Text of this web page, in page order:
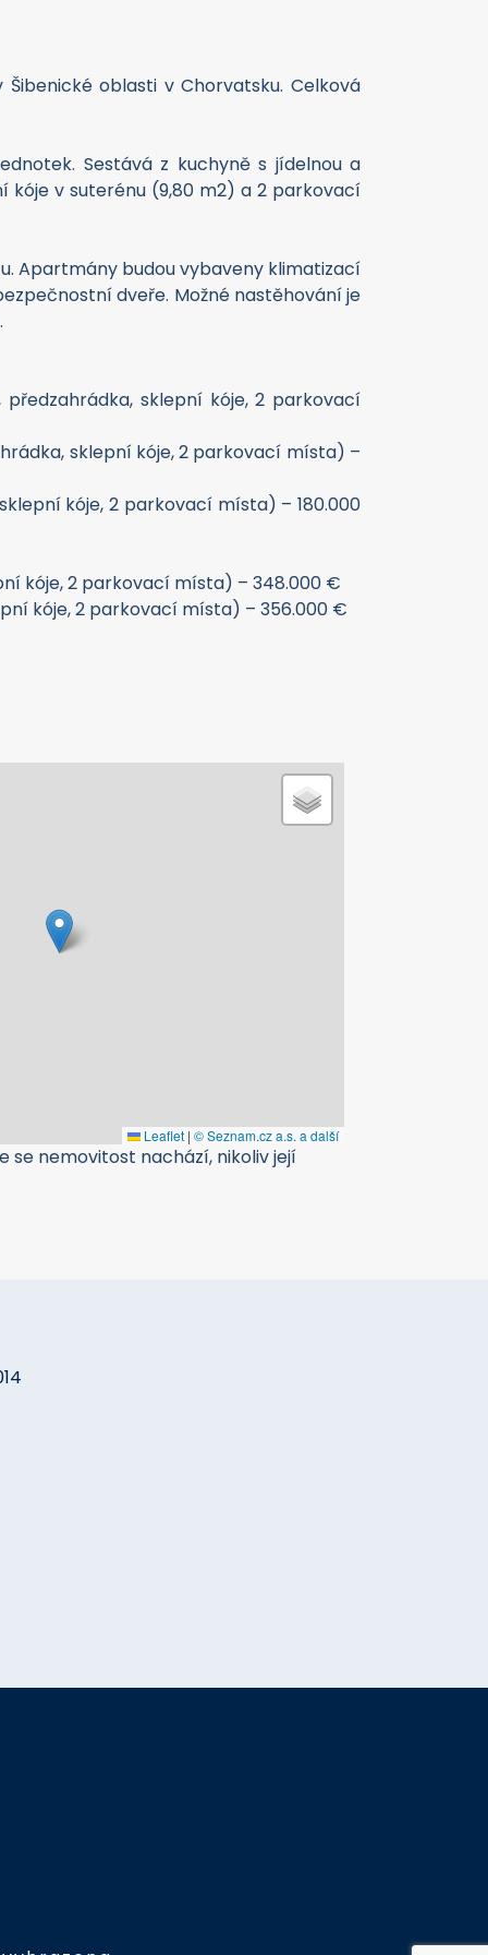
oblasti v Chorvatsku. Celková
Sestává z kuchyně s jídelnou a
kóje v suterénu (9,80 m2) a 2 parkovací
Apartmány budou vybaveny klimatizací
dveře. Možné nastěhování je
předzahrádka, sklepní kóje, 2 parkovací
sklepní kóje, 2 parkovací místa) –
kóje, 2 parkovací místa) – 180.000
kóje, 2 parkovací místa) – 348.000 €
kóje, 2 parkovací místa) – 356.000 €
Leaflet | © Seznam.cz a.s. a další
se nemovitost nachází, nikoliv její